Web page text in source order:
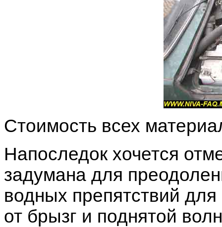
Стоимость всех
Напоследок хочется
задумана для
водных препятствий
от брызг и поднятой